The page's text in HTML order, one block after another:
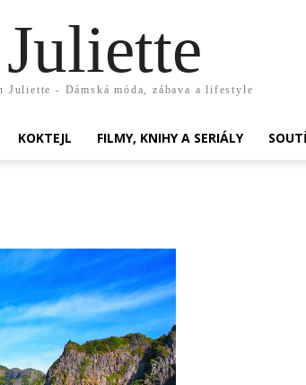
Juliette
Juliette - Dámská móda, zábava a lifestyle
KOKTEJL FILMY, KNIHY A SERIÁLY